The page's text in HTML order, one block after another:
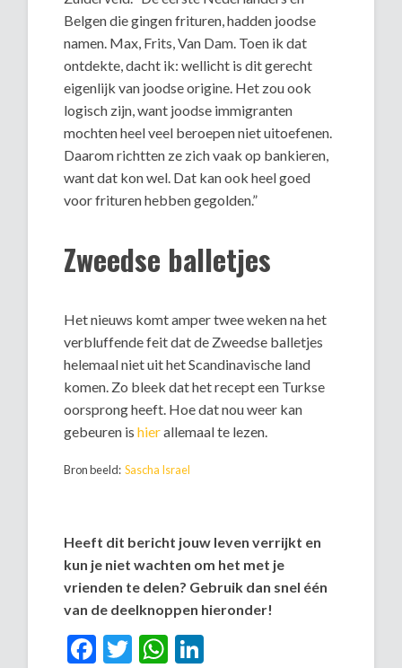
Belgen die gingen frituren, hadden joodse
namen. Max, Frits, Van Dam. Toen ik dat
ontdekte, dacht ik: wellicht is dit gerecht
eigenlijk van joodse origine. Het zou ook
logisch zijn, want joodse immigranten
mochten heel veel beroepen niet uitoefenen.
Daarom richtten ze zich vaak op bankieren,
want dat kon wel. Dat kan ook heel goed
voor frituren hebben gegolden.”
Zweedse balletjes
Het nieuws komt amper twee weken na het
verbluffende feit dat de Zweedse balletjes
helemaal niet uit het Scandinavische land
komen. Zo bleek dat het recept een Turkse
oorsprong heeft. Hoe dat nou weer kan
gebeuren ishierallemaal te lezen.
Bron beeld:Sascha Israel
Heeft dit bericht jouw leven verrijkt en
kun je niet wachten om het met je
vrienden te delen? Gebruik dan snel één
van de deelknoppen hieronder!
Facebook
TwitterWhatsApp